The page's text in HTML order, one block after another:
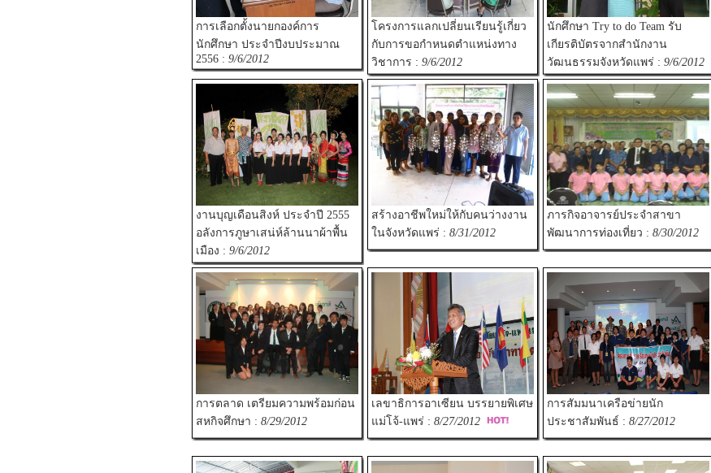
การเลือกตั้งนายกองค์การ
นักศึกษา ประจำปีงบประมาณ
2556 : 9/6/2012
โครงการแลกเปลี่ยนเรียนรู้เกี่ยว
กับการขอกำหนดตำแหน่งทาง
วิชาการ : 9/6/2012
นักศึกษา Try to do Team รับ
เกียรติบัตรจากสำนักงาน
วัฒนธรรมจังหวัดแพร่ : 9/6/2012
งานบุญเดือนสิงห์ ประจำปี 2555
อลังการภูษาเสน่ห์ล้านนาผ้าพื้น
เมือง : 9/6/2012
สร้างอาชีพใหม่ให้กับคนว่างงาน
ในจังหวัดแพร่ : 8/31/2012
ภารกิจอาจารย์ประจำสาขา
พัฒนาการท่องเที่ยว : 8/30/2012
การตลาด เตรียมความพร้อมก่อน
สหกิจศึกษา : 8/29/2012
เลขาธิการอาเซียน บรรยายพิเศษ
แม่โจ้-แพร่ : 8/27/2012
การสัมมนาเครือข่ายนัก
ประชาสัมพันธ์ : 8/27/2012